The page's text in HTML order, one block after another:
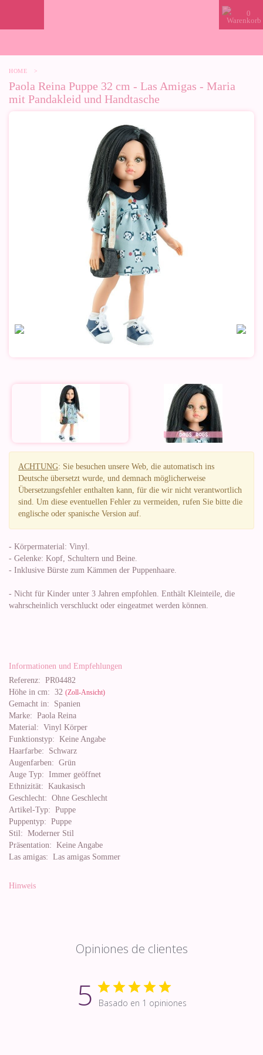
0
HOME >
Paola Reina Puppe 32 cm - Las Amigas - Maria
mit Pandakleid und Handtasche
ACHTUNG: Sie besuchen unsere Web, die automatisch ins
Deutsche übersetzt wurde, und demnach möglicherweise
Übersetzungsfehler enthalten kann, für die wir nicht verantwortlich
sind. Um diese eventuellen Fehler zu vermeiden, rufen Sie bitte die
englische oder spanische Version auf.
- Körpermaterial: Vinyl.
- Gelenke: Kopf, Schultern und Beine.
- Inklusive Bürste zum Kämmen der Puppenhaare.
- Nicht für Kinder unter 3 Jahren empfohlen. Enthält Kleinteile, die
wahrscheinlich verschluckt oder eingeatmet werden können.
Informationen und Empfehlungen
Referenz: PR04482
Höhe in cm: 32 (Zoll-Ansicht)
Gemacht in: Spanien
Marke: Paola Reina
Material: Vinyl Körper
Funktionstyp: Keine Angabe
Haarfarbe: Schwarz
Augenfarben: Grün
Auge Typ: Immer geöffnet
Ethnizität: Kaukasisch
Geschlecht: Ohne Geschlecht
Artikel-Typ: Puppe
Puppentyp: Puppe
Stil: Moderner Stil
Präsentation: Keine Angabe
Las amigas: Las amigas Sommer
Hinweis
Opiniones de clientes
5 Basado en 1 opiniones